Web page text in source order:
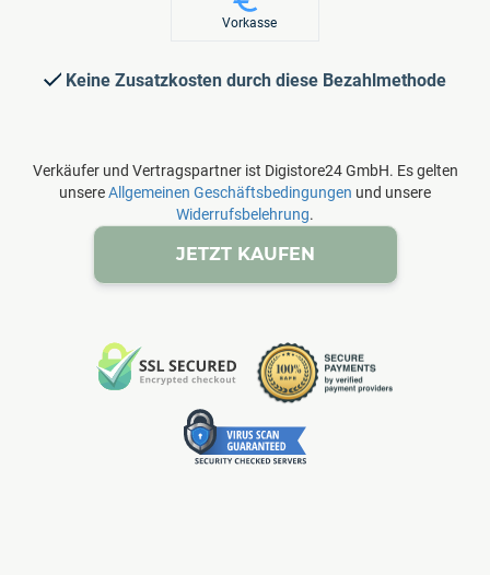
Vorkasse
Keine Zusatzkosten durch diese Bezahlmethode
Verkäufer und Vertragspartner ist Digistore24 GmbH. Es gelten
unsereAllgemeinen Geschäftsbedingungen und unsere
Widerrufsbelehrung.
JETZT KAUFEN